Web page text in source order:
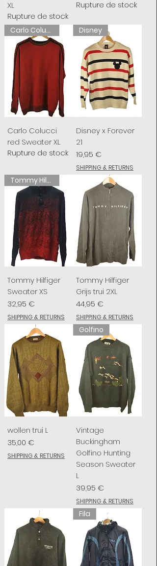
XL
Rupture de stock
Rupture de stock
Carlo Colucci
Carlo Colucci
red Sweater XL
Rupture de stock
Disney
Disney x Forever
21
Prix
19,95 €
SHIPPING & RETURNS
Tommy Hilfiger
Tommy Hilfiger
Sweater XS
Prix
32,95 €
SHIPPING & RETURNS
Tommy Hilfiger
Grijs trui 2XL
Prix
44,95 €
SHIPPING & RETURNS
wollen trui L
Prix
35,00 €
SHIPPING & RETURNS
Golfino
Vintage
Buckingham
Golfino Hunting
Season Sweater
L
Prix
39,95 €
SHIPPING & RETURNS
Fila